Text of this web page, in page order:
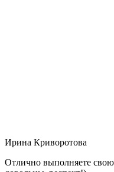
Ирина Криворотова
Отлично выполняете свою